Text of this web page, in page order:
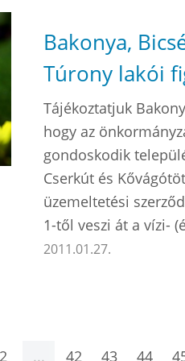
Bakonya,
Túrony lakói
Tájékoztatjuk
hogy az
gondoskodik
Cserkút és
üzemeltetési
1-től veszi át a vízi-
2011.01.27.
2 ... 42 43 44